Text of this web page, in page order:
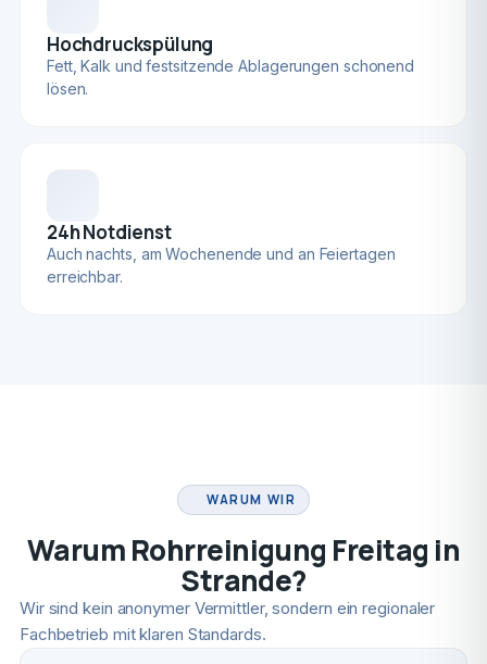
Hochdruckspülung
Fett, Kalk und festsitzende Ablagerungen schonend
lösen.
24h Notdienst
Auch nachts, am Wochenende und an Feiertagen
erreichbar.
WARUM WIR
Warum Rohrreinigung Freitag in
Strande?
Wir sind kein anonymer Vermittler, sondern ein regionaler
Fachbetrieb mit klaren Standards.